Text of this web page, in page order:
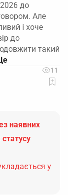
до
Але
і хоче
до
такий
11
наявних
у